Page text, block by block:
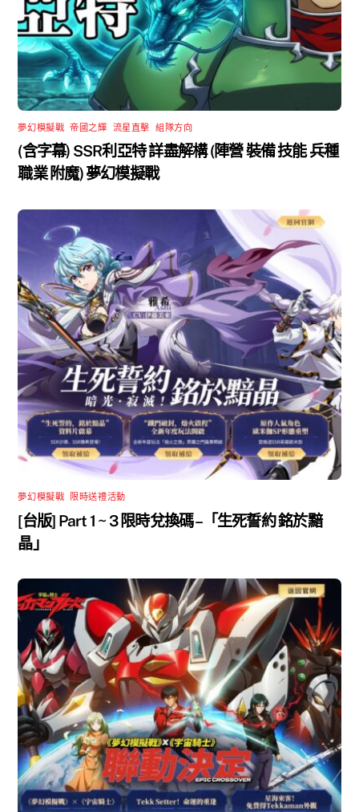
夢幻模擬戰 ,帝國之輝 流星直擊 ,組隊方向
(含字幕) SSR利亞特 詳盡解構 (陣營 裝備 技能 兵種
職業 附魔) 夢幻模擬戰
夢幻模擬戰 限時送禮活動
[台版] Part 1 ~ 3 限時兌換碼 –「生死誓約 銘於黯
晶」